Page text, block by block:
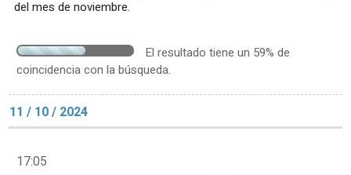
del mes de noviembre.
El resultado tiene un 59% de
coincidencia con la búsqueda.
11 / 10 / 2024
17:05